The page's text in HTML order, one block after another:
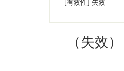
[有效性] 失效
（失效